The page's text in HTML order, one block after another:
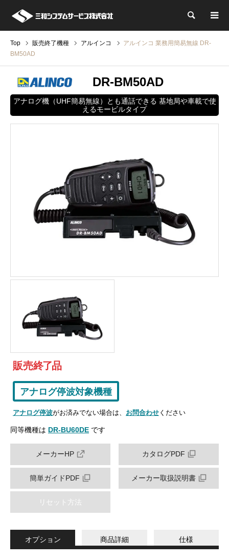
検索
Top 販売終了機種 アルインコ
アルインコ 業務用簡易無線 DR-
BM50AD
DR-BM50AD
アナログ機（UHF簡易無線）とも通話できる 基地局や車載で使
えるモービルタイプ
販売終了品
アナログ停波対象機種
アナログ停波がお済みでない場合は、 お問合わせ ください
同等機種は DR-BU60DE です
メーカーHP カタログPDF
簡単ガイドPDF メーカー取扱説明書
リセット方法
オプション 商品詳細 仕様